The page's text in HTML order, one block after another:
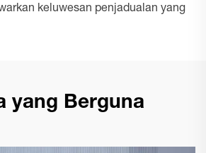
keluwesan penjadualan yang
yang Berguna